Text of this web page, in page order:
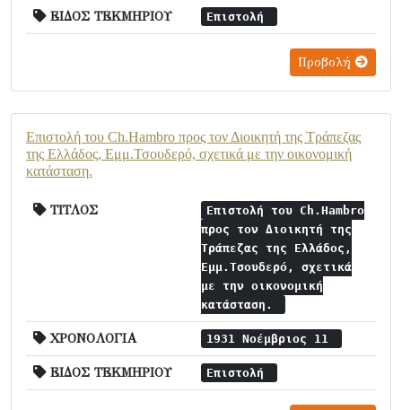
ΕΙΔΟΣ ΤΕΚΜΗΡΙΟΥ Επιστολή
Προβολή
Επιστολή του Ch.Hambro προς τον Διοικητή της Τράπεζας
της Ελλάδος, Εμμ.Τσουδερό, σχετικά με την οικονομική
κατάσταση.
ΤΙΤΛΟΣ
Επιστολή του Ch.Hambro
προς τον Διοικητή της
Τράπεζας της Ελλάδος,
Εμμ.Τσουδερό, σχετικά
με την οικονομική
κατάσταση.
ΧΡΟΝΟΛΟΓΙΑ 1931 Νοέμβριος 11
ΕΙΔΟΣ ΤΕΚΜΗΡΙΟΥ Επιστολή